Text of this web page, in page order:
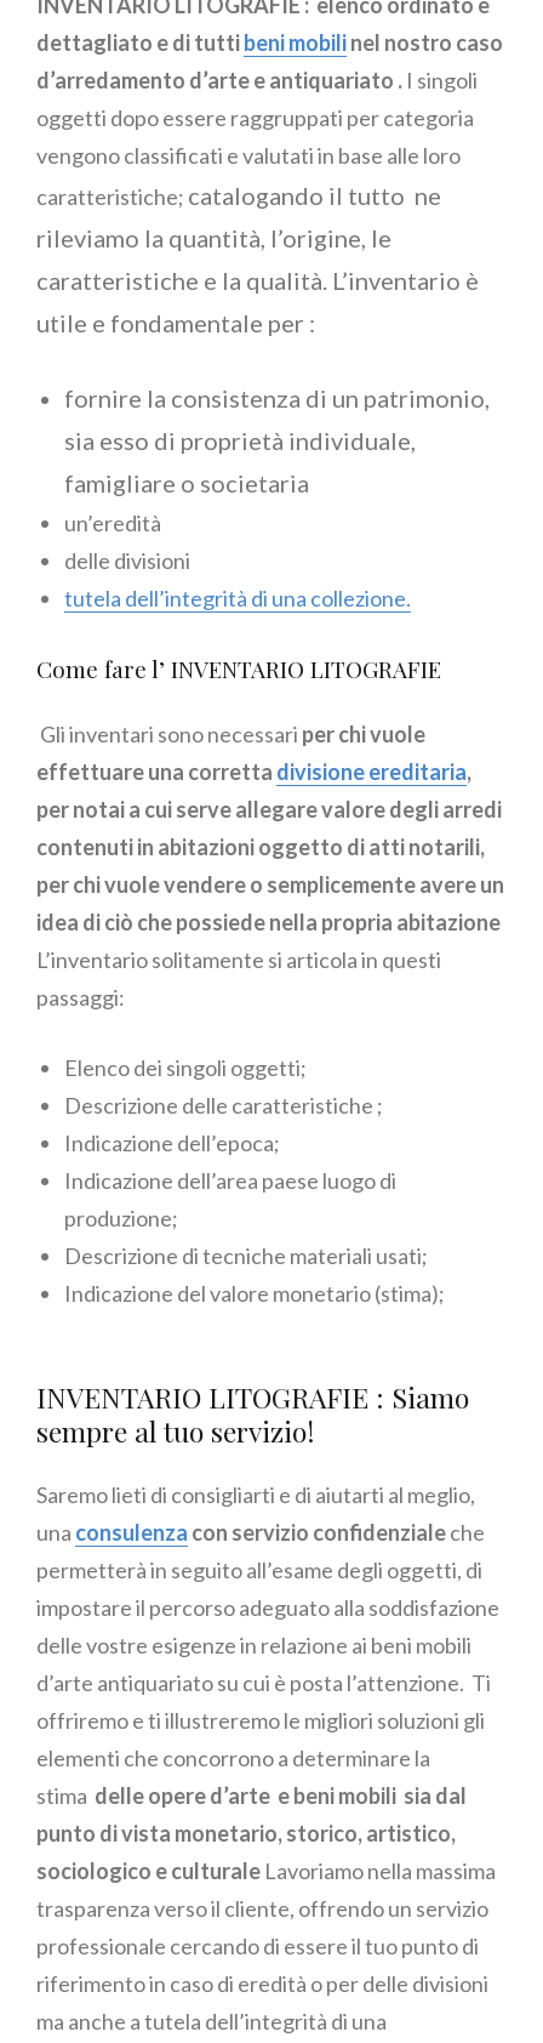
INVENTARIO LITOGRAFIE : elenco ordinato e
dettagliato e di tuttibeni mobilinel nostro caso
d’arredamento d’arte e antiquariato . I singoli
oggetti dopo essere raggruppati per categoria
vengono classificati e valutati in base alle loro
caratteristiche; catalogando il tutto ne
rileviamo la quantità, l’origine, le
caratteristiche e la qualità. L’inventario è
utile e fondamentale per :
fornire la consistenza di un patrimonio,
sia esso di proprietà individuale,
famigliare o societaria
un’eredità
delle divisioni
tutela dell’integrità di una collezione.
Come fare l’ INVENTARIO LITOGRAFIE
Gli inventari sono necessari per chi vuole
effettuare una corretta divisione ereditaria,
per notai a cui serve allegare valore degli arredi
contenuti in abitazioni oggetto di atti notarili,
per chi vuole vendere o semplicemente avere un
idea di ciò che possiede nella propria abitazione
L’inventario solitamente si articola in questi
passaggi:
Elenco dei singoli oggetti;
Descrizione delle caratteristiche ;
Indicazione dell’epoca;
Indicazione dell’area paese luogo di
produzione;
Descrizione di tecniche materiali usati;
Indicazione del valore monetario (stima);
INVENTARIO LITOGRAFIE : Siamo
sempre al tuo servizio!
Saremo lieti di consigliarti e di aiutarti al meglio,
una consulenza con servizio confidenzialeche
permetterà in seguito all’esame degli oggetti, di
impostare il percorso adeguato alla soddisfazione
delle vostre esigenze in relazione ai beni mobili
d’arte antiquariato su cui è posta l’attenzione. Ti
offriremo e ti illustreremo le migliori soluzioni gli
elementi che concorrono a determinare la
stima delle opere d’arte e beni mobili sia dal
punto di vista monetario, storico, artistico,
sociologico e culturale Lavoriamo nella massima
trasparenza verso il cliente, offrendo un servizio
professionale cercando di essere il tuo punto di
riferimento in caso di eredità o per delle divisioni
ma anche a tutela dell’integrità di una